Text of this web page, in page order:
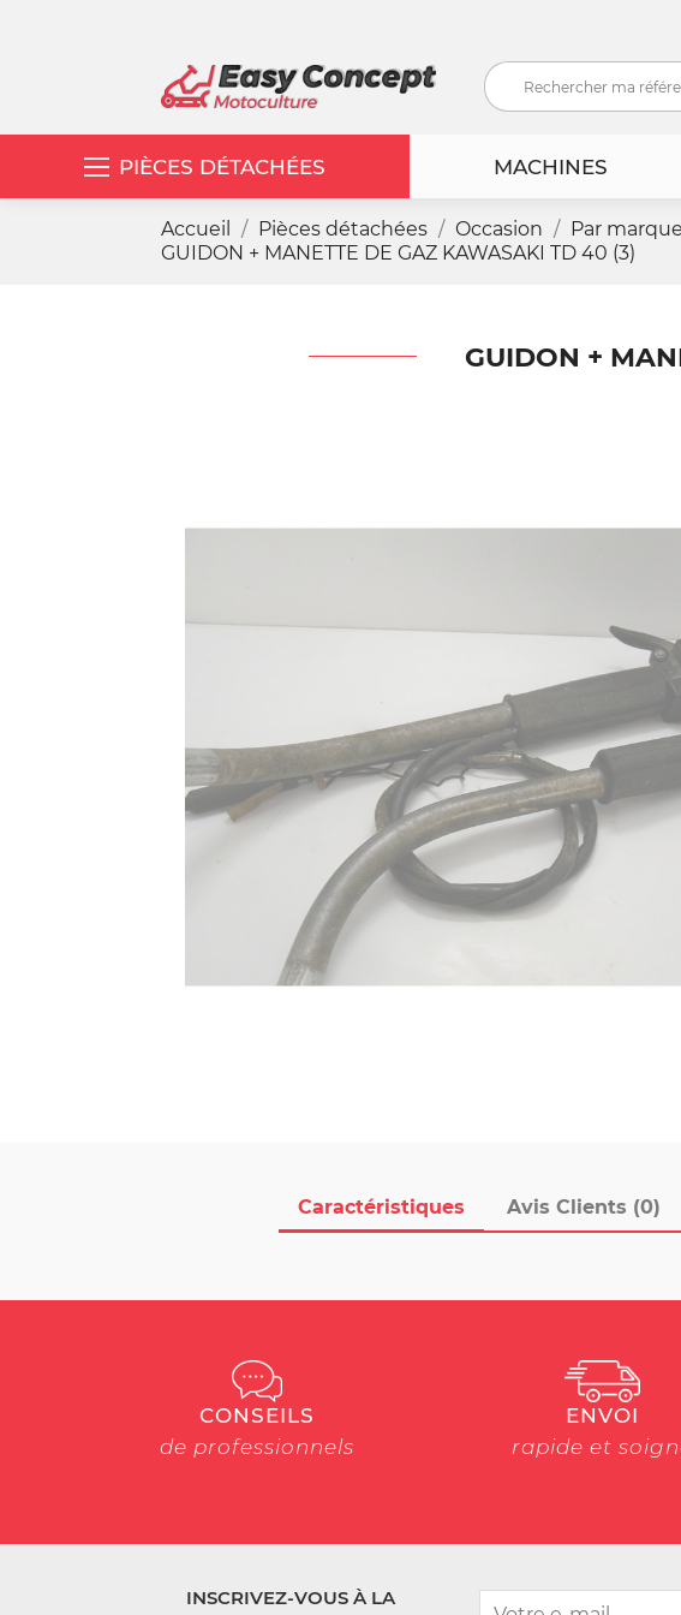
PIÈCES DÉTACHÉES MACHINES
Accueil Pièces détachées Occasion Par marque
GUIDON + MANETTE DE GAZ KAWASAKI TD 40 (3)
GUIDON +
Caractéristiques Avis Clients (0)
CONSEILS
de professionnels
ENVOI
rapide et
INSCRIVEZ-VOUS À LA